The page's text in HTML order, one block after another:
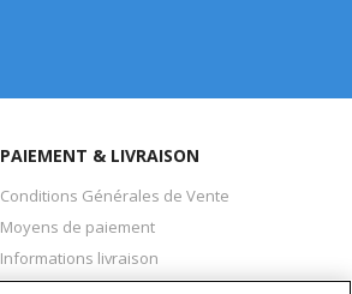
PAIEMENT & LIVRAISON
Conditions Générales de Vente
Moyens de paiement
Informations livraison